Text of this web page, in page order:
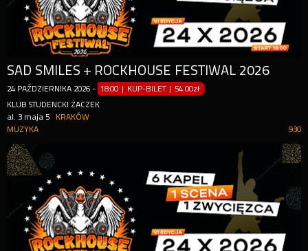
SAD SMILES + ROCKHOUSE FESTIWAL 2026
24 PAŹDZIERNIKA 2026 - 18:00 | KUP-BILET | 54.00zł
KLUB STUDENCKI ŻACZEK
al. 3 maja 5
KRAKÓW
930
MUZYKA